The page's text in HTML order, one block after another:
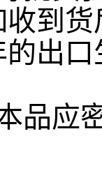
到
出
品